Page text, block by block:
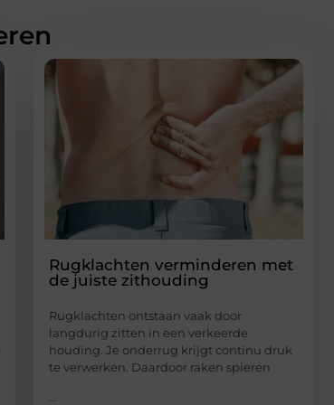
Rugklachten verminderen met
de juiste zithouding
Rugklachten ontstaan vaak door
langdurig zitten in een verkeerde
houding. Je onderrug krijgt continu druk
te verwerken. Daardoor raken spieren
...